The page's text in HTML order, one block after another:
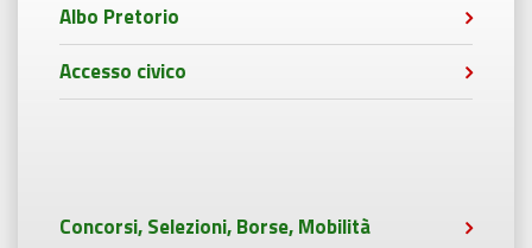
Albo Pretorio
Accesso civico
Concorsi, Selezioni, Borse, Mobilità